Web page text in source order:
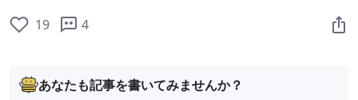
19 4
あなたも記事を書いてみませんか？